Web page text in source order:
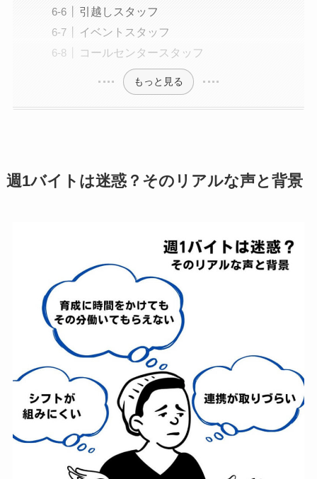
引越しスタッフ
イベントスタッフ
コールセンタースタッフ
もっと見る
週1バイトは迷惑？そのリアルな声と背景